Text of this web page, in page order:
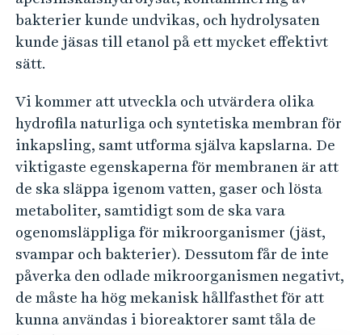
o
p
r
c
e
s
s
e
r
bakterier kunde undvikas, och hydrolysaten
kunde jäsas till etanol på ett mycket effektivt
sätt.
Vi kommer att utveckla och utvärdera olika
hydrofila naturliga och syntetiska membran för
inkapsling, samt utforma själva kapslarna. De
viktigaste egenskaperna för membranen är att
de ska släppa igenom vatten, gaser och lösta
metaboliter, samtidigt som de ska vara
ogenomsläppliga för mikroorganismer (jäst,
svampar och bakterier). Dessutom får de inte
påverka den odlade mikroorganismen negativt,
de måste ha hög mekanisk hållfasthet för att
kunna användas i bioreaktorer samt tåla de